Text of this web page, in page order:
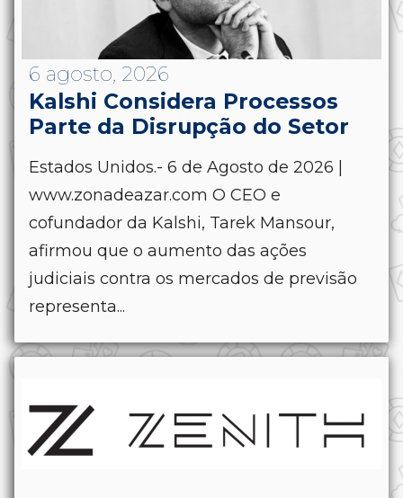
6 agosto, 2026
Kalshi Considera Processos
Parte da Disrupção do Setor
Estados Unidos.- 6 de Agosto de 2026 |
www.zonadeazar.com O CEO e
cofundador da Kalshi, Tarek Mansour,
afirmou que o aumento das ações
judiciais contra os mercados de previsão
representa...